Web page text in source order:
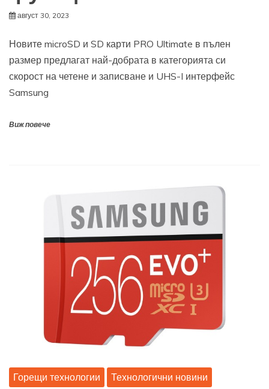
август 30, 2023
Новите microSD и SD карти PRO Ultimate в пълен
размер предлагат най-добрата в категорията си
скорост на четене и записване и UHS-I интерфейс
Samsung
Виж повече
Горещи технологии Технологични новини